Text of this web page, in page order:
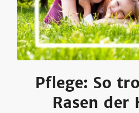
Pflege: So
Rasen der